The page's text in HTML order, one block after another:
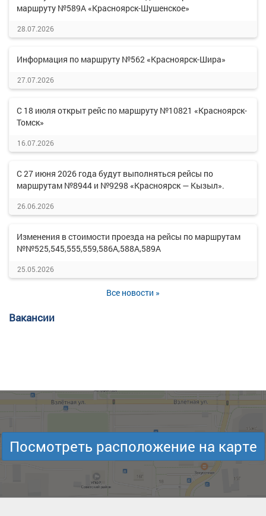
маршруту №589А «Красноярск-Шушенское»
28.07.2026
Информация по маршруту №562 «Красноярск-Шира»
27.07.2026
С 18 июля открыт рейс по маршруту №10821 «Красноярск-
Томск»
16.07.2026
С 27 июня 2026 года будут выполняться рейсы по
маршрутам №8944 и №9298 «Красноярск — Кызыл».
26.06.2026
Изменения в стоимости проезда на рейсы по маршрутам
№№525,545,555,559,586А,588А,589А
25.05.2026
Все новости »
Вакансии
Посмотреть расположение на карте